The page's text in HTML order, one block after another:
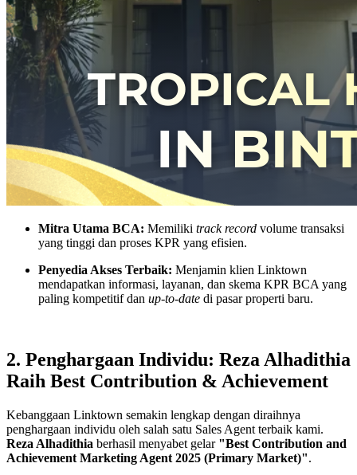
Mitra Utama BCA: Memiliki track record volume transaksi
yang tinggi dan proses KPR yang efisien.
Penyedia Akses Terbaik: Menjamin klien Linktown
mendapatkan informasi, layanan, dan skema KPR BCA yang
paling kompetitif dan up-to-date di pasar properti baru.
2. Penghargaan Individu: Reza Alhadithia
Raih Best Contribution & Achievement
Kebanggaan Linktown semakin lengkap dengan diraihnya
penghargaan individu oleh salah satu Sales Agent terbaik kami.
Reza Alhadithia berhasil menyabet gelar "Best Contribution and
Achievement Marketing Agent 2025 (Primary Market)".